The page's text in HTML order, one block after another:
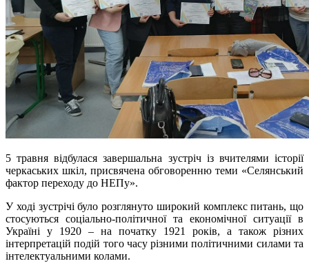
5 травня відбулася завершальна зустріч із вчителями історії
черкаських шкіл, присвячена обговоренню теми «Селянський
фактор переходу до НЕПу».
У ході зустрічі було розглянуто широкий комплекс питань, що
стосуються соціально-політичної та економічної ситуації в
Україні у 1920 – на початку 1921 років, а також різних
інтерпретацій подій того часу різними політичними силами та
інтелектуальними колами.